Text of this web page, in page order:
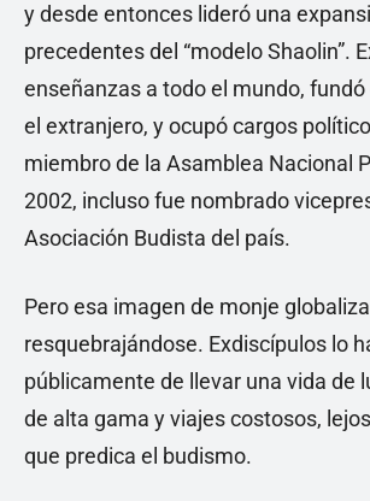
y desde entonces lideró una
precedentes del “modelo Shaolin”.
enseñanzas a todo el mundo,
el extranjero, y ocupó cargos
miembro de la Asamblea Nacional
2002, incluso fue nombrado
Asociación Budista del país.
Pero esa imagen de monje
resquebrajándose. Exdiscípulos lo
públicamente de llevar una vida de
de alta gama y viajes costosos,
que predica el budismo.